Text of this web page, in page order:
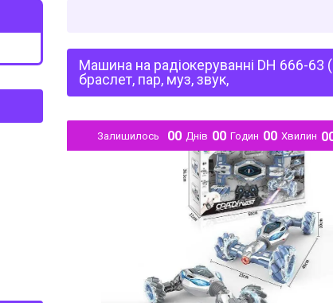
Машина на радіокеруванні DH 666-63
браслет, пар, муз, звук,
Залишилось 00 Днів 00 Годин 00 Хвилин 0